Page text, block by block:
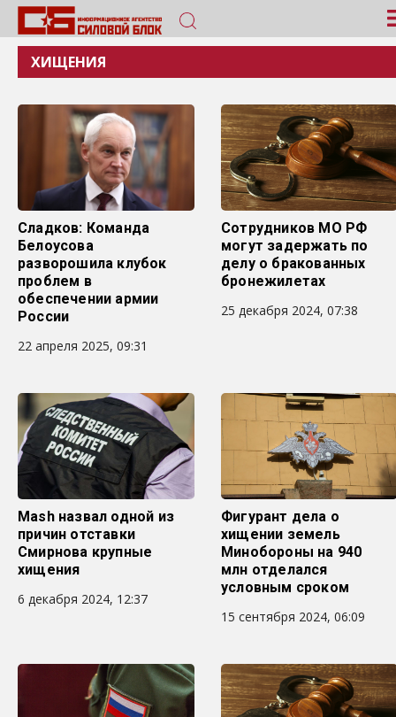
ХИЩЕНИЯ
Сладков: Команда
Белоусова
разворошила клубок
проблем в
обеспечении армии
России
22 апреля 2025, 09:31
Сотрудников МО РФ
могут задержать по
делу о бракованных
бронежилетах
25 декабря 2024, 07:38
Mash назвал одной из
причин отставки
Смирнова крупные
хищения
6 декабря 2024, 12:37
Фигурант дела о
хищении земель
Минобороны на 940
млн отделался
условным сроком
15 сентября 2024, 06:09